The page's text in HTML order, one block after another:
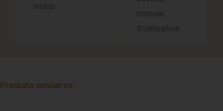
inclus
manuel
d’utilisation
Produits similaires